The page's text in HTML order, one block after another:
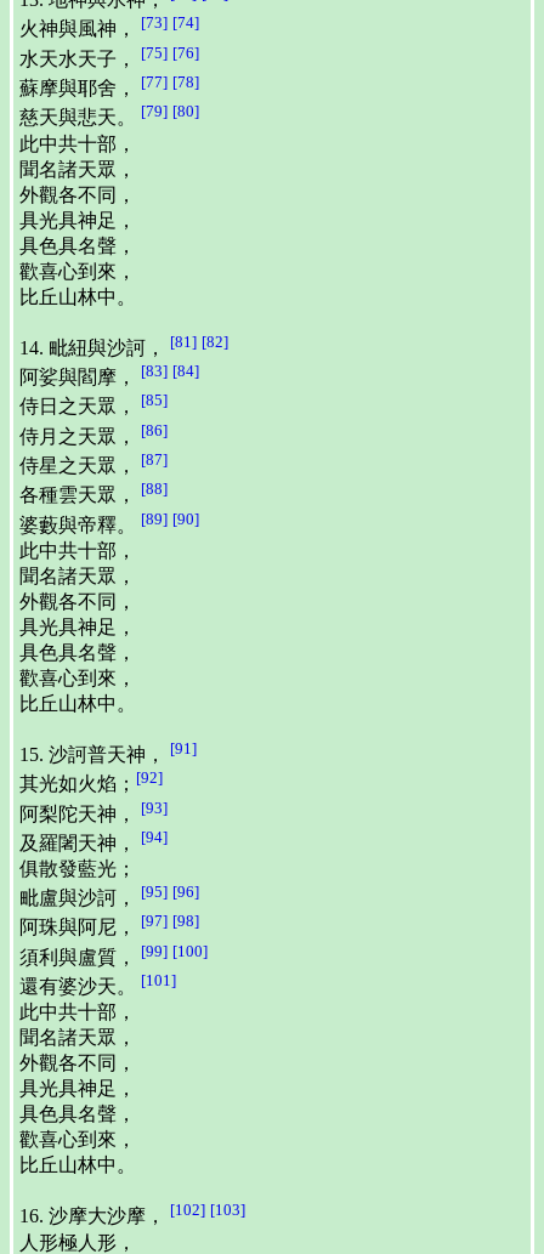
火神與風神， [73] [74]
水天水天子， [75] [76]
蘇摩與耶舍， [77] [78]
慈天與悲天。 [79] [80]
此中共十部，
聞名諸天眾，
外觀各不同，
具光具神足，
具色具名聲，
歡喜心到來，
比丘山林中。
14. 毗紐與沙訶， [81] [82]
阿娑與閻摩， [83] [84]
侍日之天眾， [85]
侍月之天眾， [86]
侍星之天眾， [87]
各種雲天眾， [88]
婆藪與帝釋。 [89] [90]
此中共十部，
聞名諸天眾，
外觀各不同，
具光具神足，
具色具名聲，
歡喜心到來，
比丘山林中。
15. 沙訶普天神， [91]
其光如火焰； [92]
阿梨陀天神， [93]
及羅闍天神， [94]
俱散發藍光；
毗盧與沙訶，
[95] [96]
阿珠與阿尼， [97] [98]
須利與盧質， [99] [100]
還有婆沙天。 [101]
此中共十部，
聞名諸天眾，
外觀各不同，
具光具神足，
具色具名聲，
歡喜心到來，
比丘山林中。
16. 沙摩大沙摩， [102] [103]
人形極人形，